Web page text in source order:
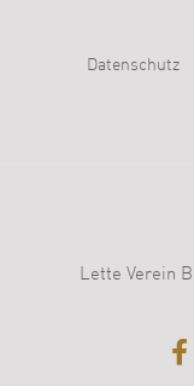
Datenschutz
Lette Verein